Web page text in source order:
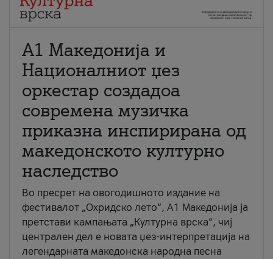
А1 Македонија и
Националниот џез
оркестар создадоа
современа музичка
приказна инспирирана од
македонското културно
наследство
Во пресрет на овогодишното издание на
фестивалот „Охридско лето“, А1 Македонија ја
претстави кампањата „Културна врска“, чиј
централен дел е новата џез-интерпретација на
легендарната македонска народна песна